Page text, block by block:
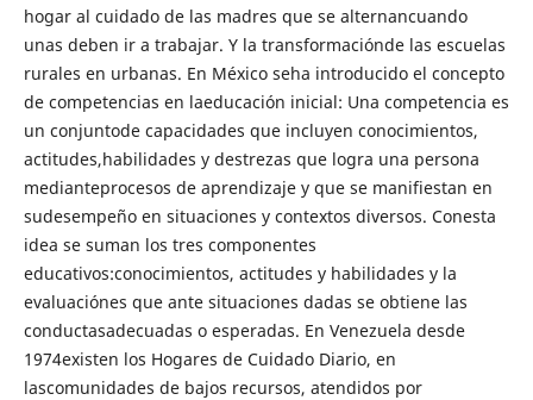
hogar al cuidado de las madres que se alternancuando
unas deben ir a trabajar. Y la transformaciónde las escuelas
rurales en urbanas. En México seha introducido el concepto
de competencias en laeducación inicial: Una competencia es
un conjuntode capacidades que incluyen conocimientos,
actitudes,habilidades y destrezas que logra una persona
medianteprocesos de aprendizaje y que se manifiestan en
sudesempeño en situaciones y contextos diversos. Conesta
idea se suman los tres componentes
educativos:conocimientos, actitudes y habilidades y la
evaluaciónes que ante situaciones dadas se obtiene las
conductasadecuadas o esperadas. En Venezuela desde
1974existen los Hogares de Cuidado Diario, en
lascomunidades de bajos recursos, atendidos por